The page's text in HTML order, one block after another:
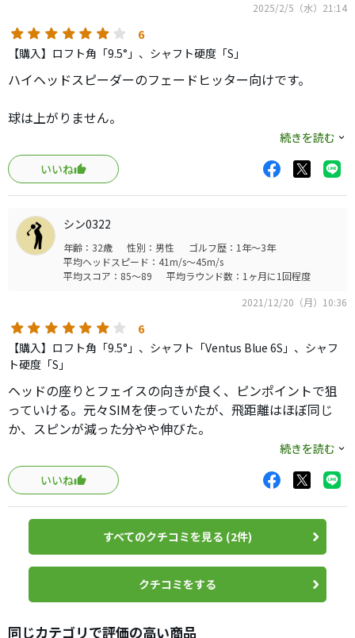
2025/2/5（水）21:14
6
【購入】ロフト角「9.5°」、シャフト硬度「S」
ハイヘッドスピーダーのフェードヒッター向けです。
球は上がりません。
上から入れてフェードボールを打つと上がります。
ヘッドスピード45以上無いと厳しいかも。
初速は速い
捕まらない
上がらない
左に出してフェードですがローヘッドスピーダーではキャ
リー200が精一杯。
曲げやすいので操作性は高め。
打感は流石ブリヂストン。
ツアーAD GT
ディアマナTB
この辺りの素直で捕まるシャフトなら左に行かないので飛
ばせそう。
続きを読む
いいね
シン0322
年齢：32歳 性別：男性
ゴルフ歴：1年～3年
平均ヘッドスピード：41m/s～45m/s
平均スコア：85～89
平均ラウンド数：1ヶ月に1回程度
2021/12/20（月）10:36
6
【購入】ロフト角「9.5°」、シャフト「Ventus Blue 6S」、シャフ
ト硬度「S」
ヘッドの座りとフェイスの向きが良く、ピンポイントで狙
っていける。元々SIMを使っていたが、飛距離はほぼ同じ
か、スピンが減った分やや伸びた。
メーカーはフェードバイアスを謳っているが、むしろヘッ
ドの返りが良いのでそこそこ捕まる。捕まらないシャフト
を入れて叩くとロースピンの中弾道でぶっ飛ぶ。デザイン
も外ブラのようなオモチャ感がなく、黒一色でカッコよく
所有感も満たされる。
テーラーのミニドライバーのような降り抜きの良さもあ
り、大型ヘッドで右プッシュに悩む人にもおすすめ。
巷で言われている程難しいヘッドではない。メーカーの人
曰く出してる個数が少なくかなりの品薄になっているそう
続きを読む
いいね
すべてのクチコミを見る (2件)
クチコミをする
同じカテゴリで評価の高い商品